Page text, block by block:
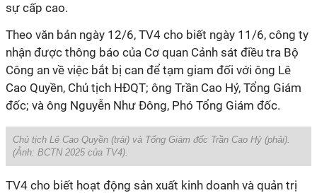
sự cấp cao.
Theo văn bản ngày 12/6, TV4 cho biết ngày 11/6, công ty
nhận được thông báo của Cơ quan Cảnh sát điều tra Bộ
Công an về việc bắt bị can để tạm giam đối với ông Lê
Cao Quyền, Chủ tịch HĐQT; ông Trần Cao Hỷ, Tổng Giám
đốc; và ông Nguyễn Như Đông, Phó Tổng Giám đốc.
Chủ tịch Lê Cao Quyền (trái) và Tổng Giám đốc Trần Cao Hỷ (phải).
(Ảnh: BCTN 2025 của TV4).
TV4 cho biết hoạt động sản xuất kinh doanh và quản trị